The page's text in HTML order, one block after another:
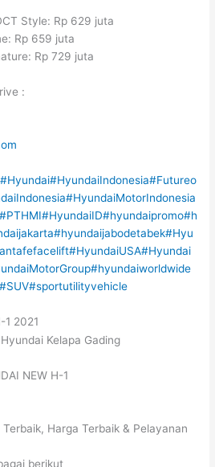
Style: Rp 629 juta
Rp 659 juta
Rp 729 juta
:
#Hyundai#HyundaiIndonesia#Futureo
#HyundaiMotorIndonesia
#PTHMI#HyundaiID#hyundaipromo#h
#hyundaijabodetabek#Hyu
#HyundaiUSA#Hyundai
#hyundaiworldwide
#SUV#sportutilityvehicle
1 2021
NEW H-1
Harga Terbaik & Pelayanan
berikut